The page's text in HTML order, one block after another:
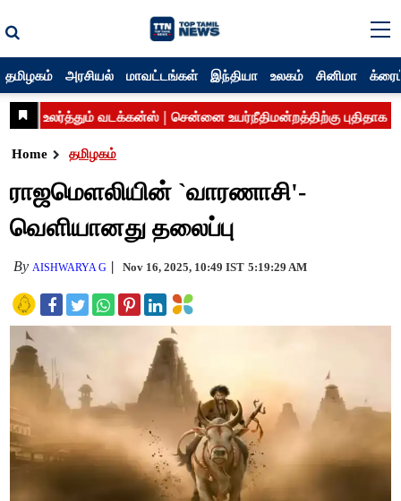
தமிழகம் அரசியல் மாவட்டங்கள் இந்தியா உலகம் சினிமா
Home தமிழகம்
ராஜமெளலியின் `வாரணாசி'-
வெளியானது தலைப்பு
By AISHWARYA G Nov 16, 2025, 10:49 IST 5:19:29 AM